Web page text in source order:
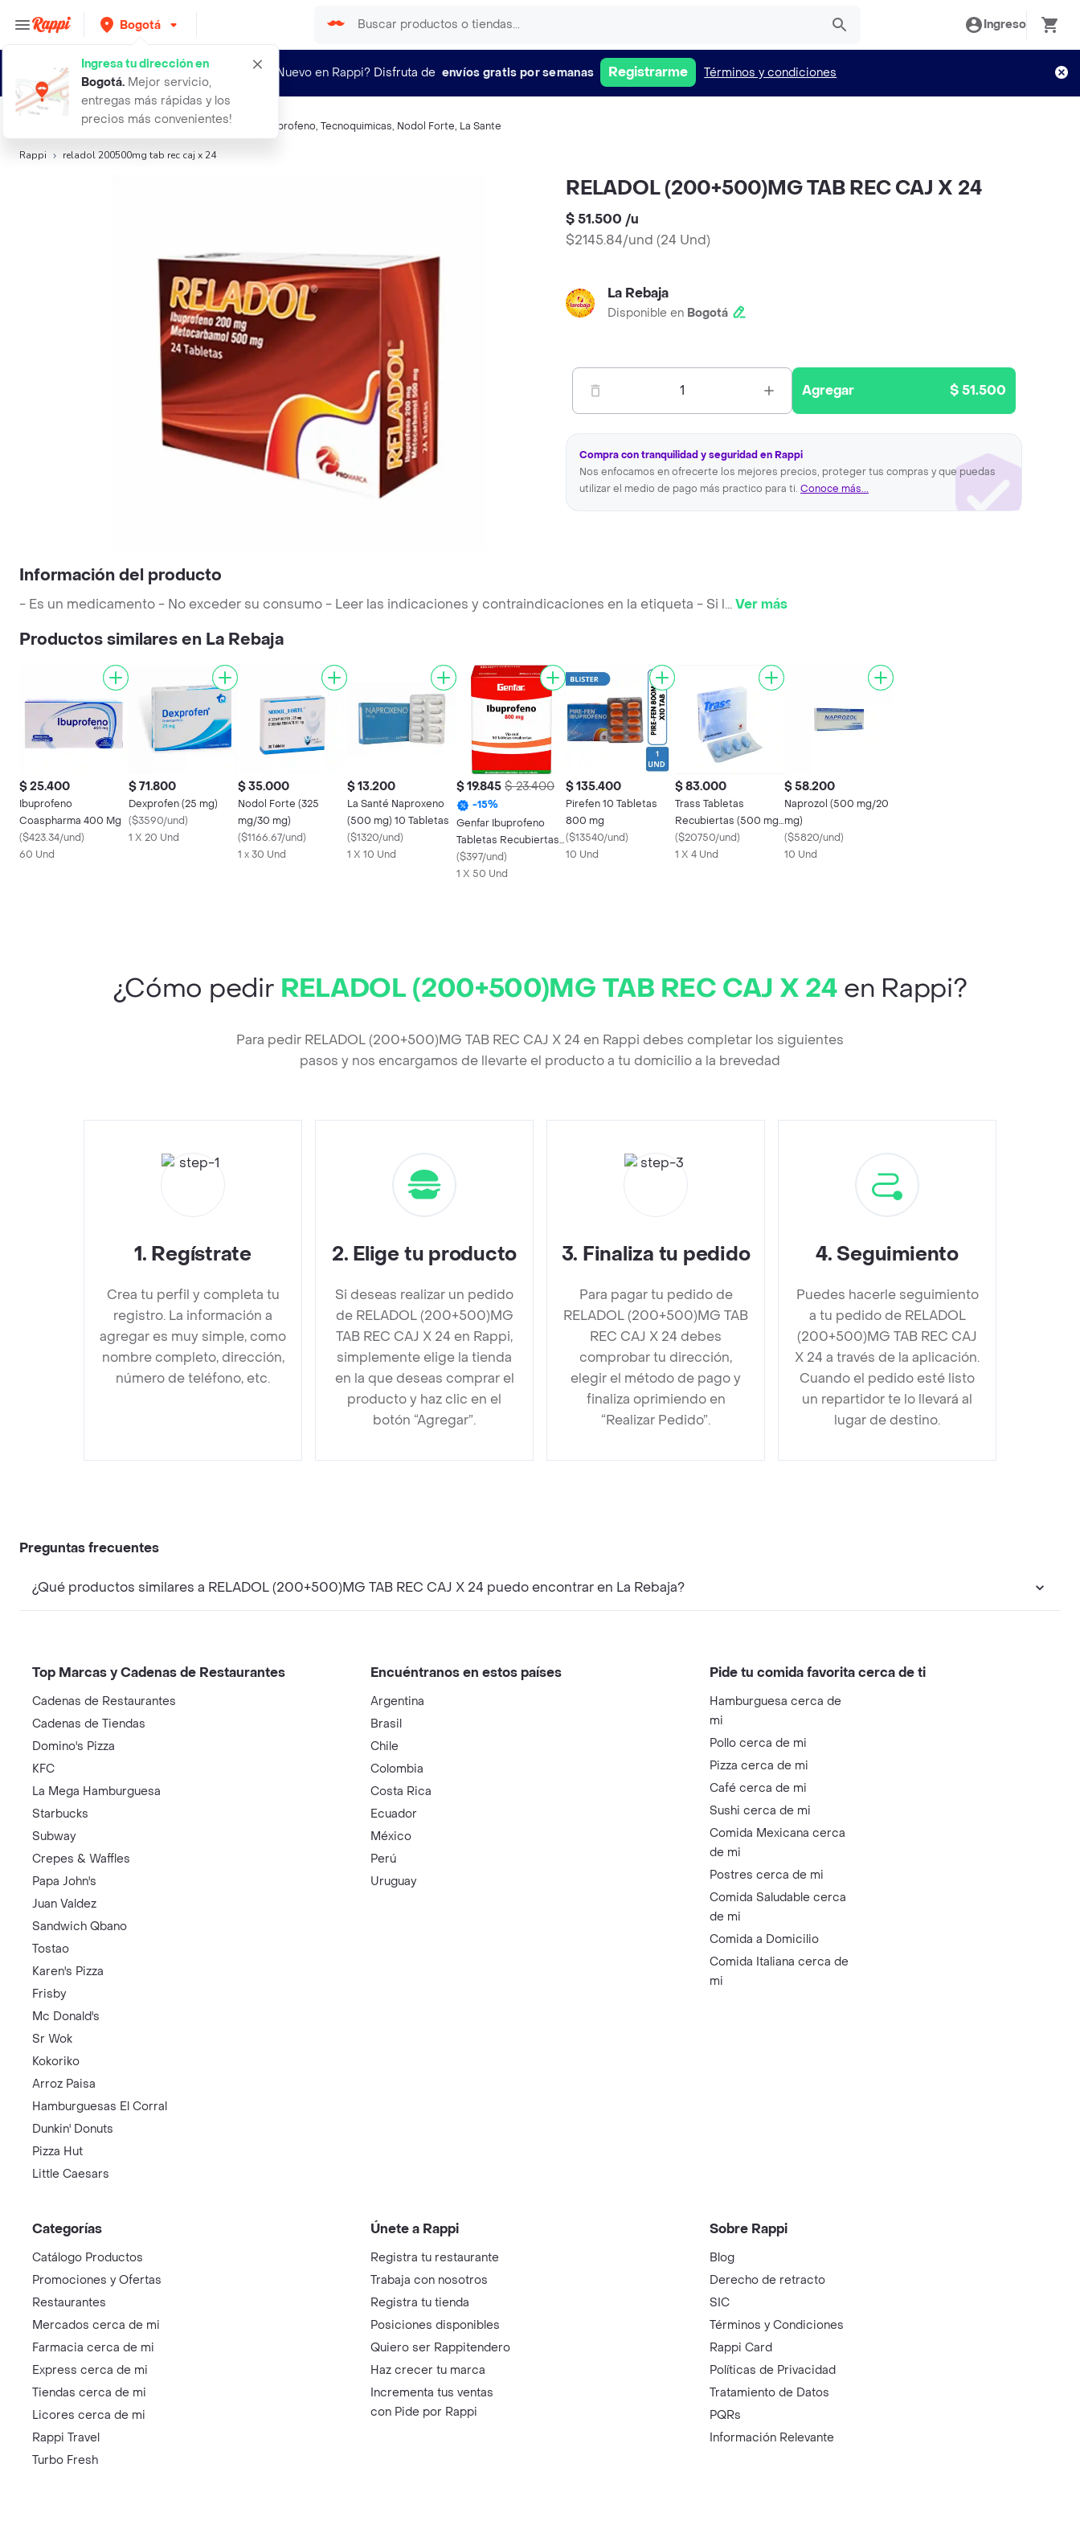
Bogotá
Ingresa tu dirección en
Bogotá. Mejor servicio,
entregas más rápidas y los
precios más convenientes!
Ingreso
¿Nuevo en Rappi? Disfruta de envíos gratis por semanas Registrarme Términos y condiciones
Búsquedas relacionadas:Analgésicos sistémicos Ibuprofeno, Tecnoquimicas, Nodol Forte, La Sante
Rappi reladol 200500mg tab rec caj x 24
RELADOL (200+500)MG TAB REC CAJ X 24
$ 51.500 /u
$2145.84/und (24 Und)
La Rebaja
Disponible en Bogotá
1 Agregar $ 51.500
Compra con tranquilidad y seguridad en Rappi
Nos enfocamos en ofrecerte los mejores precios, proteger tus compras y que puedas
utilizar el medio de pago más practico para ti. Conoce más...
Información del producto
- Es un medicamento - No exceder su consumo - Leer las indicaciones y contraindicaciones en la etiqueta - Si l...Ver más
Productos similares en La Rebaja
$ 25.400
Ibuprofeno
Coaspharma 400 Mg
($423.34/und)
60 Und
$ 71.800
Dexprofen (25 mg)
($3590/und)
1 X 20 Und
$ 35.000
Nodol Forte (325
mg/30 mg)
($1166.67/und)
1 x 30 Und
$ 13.200
La Santé Naproxeno
(500 mg) 10 Tabletas
($1320/und)
1 X 10 Und
$ 19.845 $ 23.400
-15%
Genfar Ibuprofeno
Tabletas Recubiertas
Blister (800 mg)
($397/und)
1 X 50 Und
$ 135.400
Pirefen 10 Tabletas
800 mg
($13540/und)
10 Und
$ 83.000
Trass Tabletas
Recubiertas (500 mg
/ 85 mg)
($20750/und)
1 X 4 Und
$ 58.200
Naprozol (500 mg/20
mg)
($5820/und)
10 Und
¿Cómo pedir RELADOL (200+500)MG TAB REC CAJ X 24 en Rappi?
Para pedir RELADOL (200+500)MG TAB REC CAJ X 24 en Rappi debes completar los siguientes
pasos y nos encargamos de llevarte el producto a tu domicilio a la brevedad
1. Regístrate
Crea tu perfil y completa tu
registro. La información a
agregar es muy simple, como
nombre completo, dirección,
número de teléfono, etc.
2. Elige tu producto
Si deseas realizar un pedido
de RELADOL (200+500)MG
TAB REC CAJ X 24 en Rappi,
simplemente elige la tienda
en la que deseas comprar el
producto y haz clic en el
botón “Agregar”.
3. Finaliza tu pedido
Para pagar tu pedido de
RELADOL (200+500)MG TAB
REC CAJ X 24 debes
comprobar tu dirección,
elegir el método de pago y
finaliza oprimiendo en
“Realizar Pedido”.
4. Seguimiento
Puedes hacerle seguimiento
a tu pedido de RELADOL
(200+500)MG TAB REC CAJ
X 24 a través de la aplicación.
Cuando el pedido esté listo
un repartidor te lo llevará al
lugar de destino.
Preguntas frecuentes
¿Qué productos similares a RELADOL (200+500)MG TAB REC CAJ X 24 puedo encontrar en La Rebaja?
Top Marcas y Cadenas de Restaurantes
Cadenas de Restaurantes
Cadenas de Tiendas
Domino's Pizza
KFC
La Mega Hamburguesa
Starbucks
Subway
Crepes & Waffles
Papa John's
Juan Valdez
Sandwich Qbano
Tostao
Karen's Pizza
Frisby
Mc Donald's
Sr Wok
Kokoriko
Arroz Paisa
Hamburguesas El Corral
Dunkin' Donuts
Pizza Hut
Little Caesars
Encuéntranos en estos países
Argentina
Brasil
Chile
Colombia
Costa Rica
Ecuador
México
Perú
Uruguay
Pide tu comida favorita cerca de ti
Hamburguesa cerca de
mi
Pollo cerca de mi
Pizza cerca de mi
Café cerca de mi
Sushi cerca de mi
Comida Mexicana cerca
de mi
Postres cerca de mi
Comida Saludable cerca
de mi
Comida a Domicilio
Comida Italiana cerca de
mi
Categorías
Catálogo Productos
Promociones y Ofertas
Restaurantes
Mercados cerca de mi
Farmacia cerca de mi
Express cerca de mi
Tiendas cerca de mi
Licores cerca de mi
Rappi Travel
Turbo Fresh
Únete a Rappi
Registra tu restaurante
Trabaja con nosotros
Registra tu tienda
Posiciones disponibles
Quiero ser Rappitendero
Haz crecer tu marca
Incrementa tus ventas
con Pide por Rappi
Sobre Rappi
Blog
Derecho de retracto
SIC
Términos y Condiciones
Rappi Card
Políticas de Privacidad
Tratamiento de Datos
PQRs
Información Relevante